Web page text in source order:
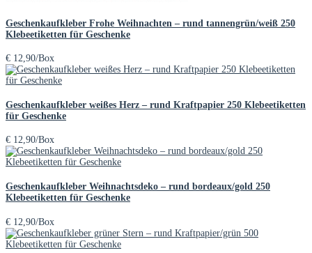
Geschenkaufkleber Frohe Weihnachten – rund tannengrün/weiß 250
Klebeetiketten für Geschenke
€ 12,90/Box
Geschenkaufkleber weißes Herz – rund Kraftpapier 250 Klebeetiketten
für Geschenke
€ 12,90/Box
Geschenkaufkleber Weihnachtsdeko – rund bordeaux/gold 250
Klebeetiketten für Geschenke
€ 12,90/Box